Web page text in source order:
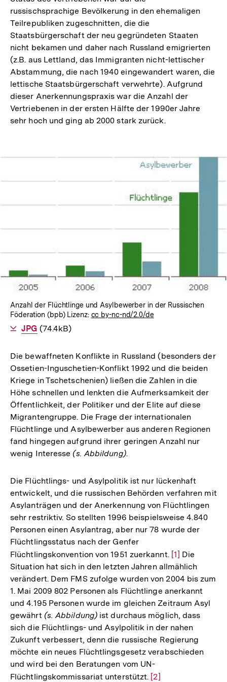
russischsprachige Bevölkerung in den ehemaligen
Teilrepubliken zugeschnitten, die die
Staatsbürgerschaft der neu gegründeten Staaten
nicht bekamen und daher nach Russland emigrierten
(z.B. aus Lettland, das Immigranten nicht-lettischer
Abstammung, die nach 1940 eingewandert waren, die
lettische Staatsbürgerschaft verwehrte). Aufgrund
dieser Anerkennungspraxis war die Anzahl der
Vertriebenen in der ersten Hälfte der 1990er Jahre
sehr hoch und ging ab 2000 stark zurück.
Lightbox
öffnen
Anzahl der Flüchtlinge und Asylbewerber in der Russischen
Föderation (bpb) Lizenz: cc by-nc-nd/2.0/de
Als
JPG herunterladen
(74.4kB)
Die bewaffneten Konflikte in Russland (besonders der
Ossetien-Inguschetien-Konflikt 1992 und die beiden
Kriege in Tschetschenien) ließen die Zahlen in die
Höhe schnellen und lenkten die Aufmerksamkeit der
Öffentlichkeit, der Politiker und der Elite auf diese
Migrantengruppe. Die Frage der internationalen
Flüchtlinge und Asylbewerber aus anderen Regionen
fand hingegen aufgrund ihrer geringen Anzahl nur
wenig Interesse (s. Abbildung).
Die Flüchtlings- und Asylpolitik ist nur lückenhaft
entwickelt, und die russischen Behörden verfahren mit
Asylanträgen und der Anerkennung von Flüchtlingen
sehr restriktiv. So stellten 1996 beispielsweise 4.840
Personen einen Asylantrag, aber nur 78 wurde der
Flüchtlingsstatus nach der Genfer
Flüchtlingskonvention von 1951 zuerkannt. Zur
Auflösung
der
Fußnote
[1] Die
Situation hat sich in den letzten Jahren allmählich
verändert. Dem FMS zufolge wurden von 2004 bis zum
1. Mai 2009 802 Personen als Flüchtlinge anerkannt
und 4.195 Personen wurde im gleichen Zeitraum Asyl
gewährt (s. Abbildung) ist durchaus möglich, dass
sich die Flüchtlings- und Asylpolitik in der nahen
Zukunft verbessert, denn die russische Regierung
möchte ein neues Flüchtlingsgesetz verabschieden
und wird bei den Beratungen vom UN-
Flüchtlingskommissariat unterstützt. Zur
[2]